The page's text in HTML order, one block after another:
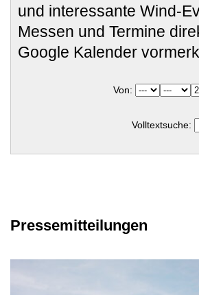
und interessante Wind-
Messen und Termine
Google Kalender
Von:
Volltextsuche:
Pressemitteilungen